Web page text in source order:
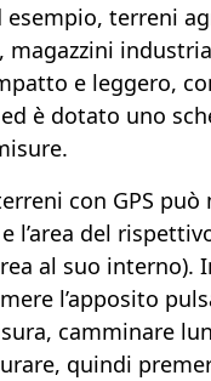
esempio, terreni
magazzini
e leggero,
è dotato uno
con GPS può
l’area del
al suo interno).
l’apposito
camminare
quindi